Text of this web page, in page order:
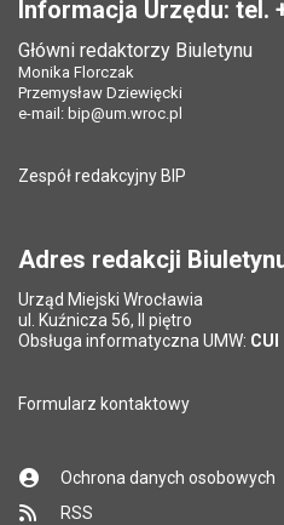
Ostatnio zaktualizował:
Data ostatniej aktualizacji:
Tytuł e-mailaPole wymagane
*
Adres e-mail znajomego
Pytanie antyspamowe
*
Pole wymagane
Informacja Urzędu: tel.
Główni redaktorzy Biuletynu
Monika Florczak
Przemysław Dziewięcki
e-mail:bip@um.wroc.pl
Zespół redakcyjny BIP
Adres redakcji
Urząd Miejski Wrocławia
ul. Kuźnicza 56, II piętro
Obsługa informatyczna UMW: CUI
Formularz kontaktowy
Ochrona danych osobowych
RSS